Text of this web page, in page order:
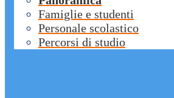
Famiglie e studenti
Personale scolastico
Percorsi di studio